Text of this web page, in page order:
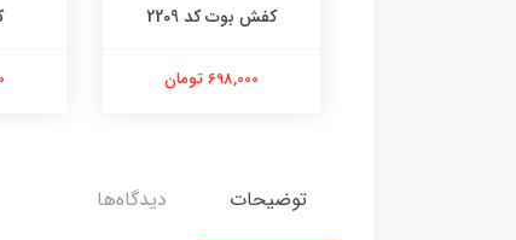
کفش بوت کد 2209
698,000 تومان
توضیحات دیدگاه‌ها